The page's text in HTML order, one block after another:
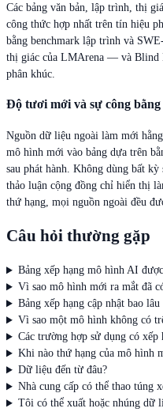
Các bảng văn bản, lập trình, thị
công thức hợp nhất trên tín hiệu
bằng benchmark lập trình và
thị giác của LMArena — và Blind
phân khúc.
Độ tươi mới và sự công bằng
Nguồn dữ liệu ngoài làm mới
mô hình mới vào bảng dựa trên
sau phát hành. Không dùng bất
thảo luận cộng đồng chỉ hiển thị
thứ hạng, mọi nguồn ngoài đều
Câu hỏi thường gặp
Bảng xếp hạng mô hình AI
Vì sao mô hình mới ra mắt đã
Bảng xếp hạng cập nhật bao
Vì sao một mô hình không có
Các trường hợp sử dụng có xếp
Khi nào thứ hạng của mô hình
Dữ liệu đến từ đâu?
Nhà cung cấp có thể thao túng
Tôi có thể xuất hoặc nhúng dữ